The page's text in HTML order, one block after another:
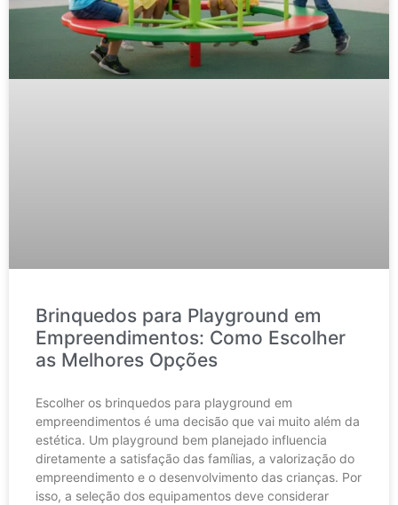
Brinquedos para Playground em
Empreendimentos: Como Escolher
as Melhores Opções
Escolher os brinquedos para playground em
empreendimentos é uma decisão que vai muito além da
estética. Um playground bem planejado influencia
diretamente a satisfação das famílias, a valorização do
empreendimento e o desenvolvimento das crianças. Por
isso, a seleção dos equipamentos deve considerar